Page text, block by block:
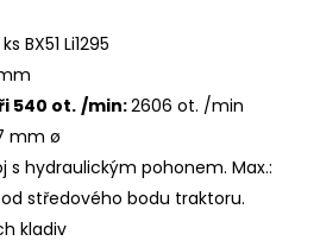
BX51 Li1295
540 ot. /min:2606 ot. /min
mm ø
s hydraulickým pohonem. Max.:
středového bodu traktoru.
kladiv